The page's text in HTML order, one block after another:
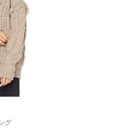
グ